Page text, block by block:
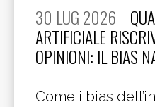
30 LUG 2026
ARTIFICIALE
OPINIONI: IL BIAS
Come i bias